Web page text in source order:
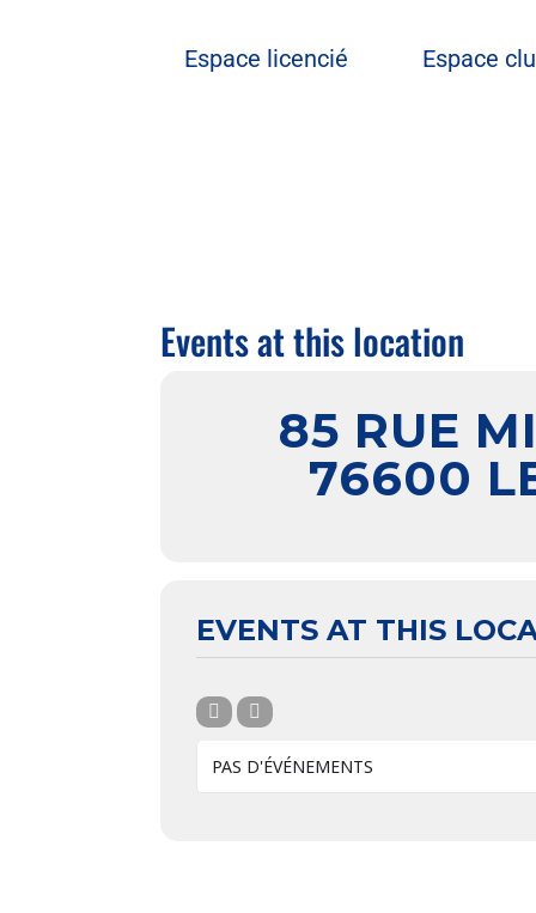
Espace licencié Espace
Events at this location
85 RUE
76600
EVENTS AT THIS
PAS D'ÉVÉNEMENTS